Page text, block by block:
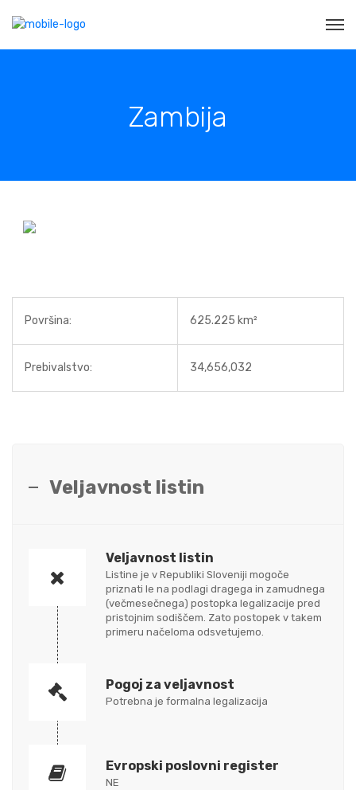
Zambija
Površina: 625.225 km²
Prebivalstvo: 34,656,032
Veljavnost listin
Veljavnost listin
Listine je v Republiki Sloveniji mogoče
priznati le na podlagi dragega in zamudnega
(večmesečnega) postopka legalizacije pred
pristojnim sodiščem. Zato postopek v takem
primeru načeloma odsvetujemo.
Pogoj za veljavnost
Potrebna je formalna legalizacija
Evropski poslovni register
NE